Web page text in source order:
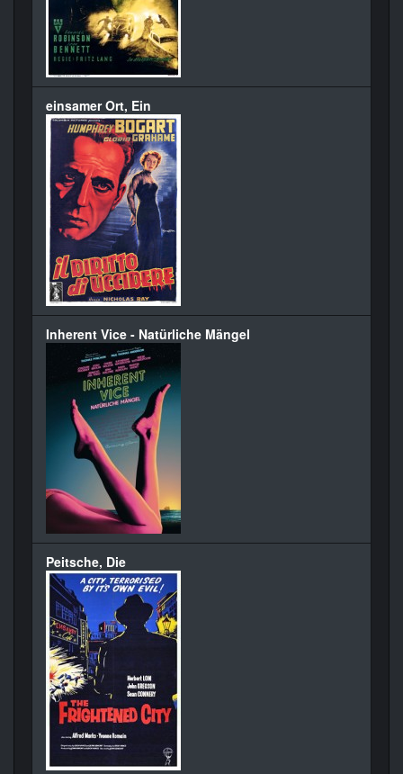
einsamer Ort, Ein
Inherent Vice - Natürliche Mängel
Peitsche, Die